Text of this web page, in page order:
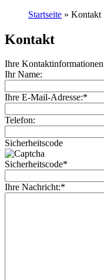
Startseite » Kontakt
Kontakt
Ihre Kontaktinformationen
Ihr Name:
Ihre E-Mail-Adresse:*
Telefon:
Sicherheitscode
Sicherheitscode*
Ihre Nachricht:*